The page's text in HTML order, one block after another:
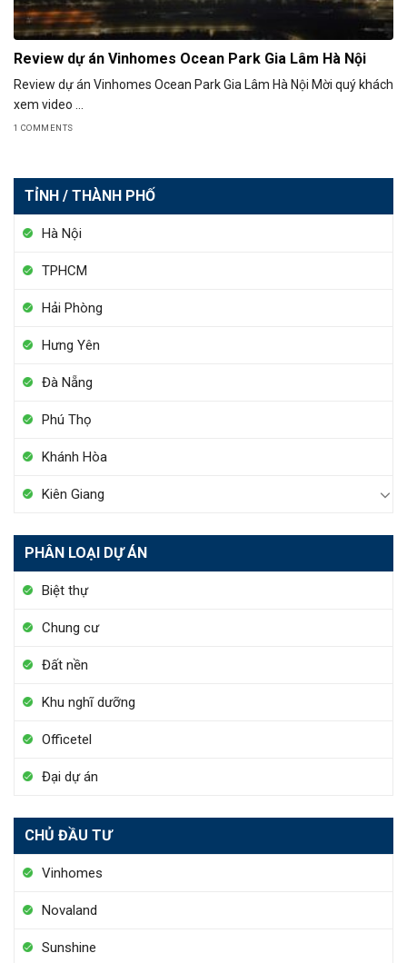
TỈNH / THÀNH PHỐ
Hà Nội
TPHCM
Hải Phòng
Hưng Yên
Đà Nẵng
Phú Thọ
Khánh Hòa
Kiên Giang
PHÂN LOẠI DỰ ÁN
Biệt thự
Chung cư
Đất nền
Khu nghĩ dưỡng
Officetel
Đại dự án
CHỦ ĐẦU TƯ
Vinhomes
Novaland
Sunshine
Review dự án Vinhomes Ocean Park Gia Lâm Hà Nội
Review dự án Vinhomes Ocean Park Gia Lâm Hà Nội Mời quý khách
xem video ...
1 COMMENTS